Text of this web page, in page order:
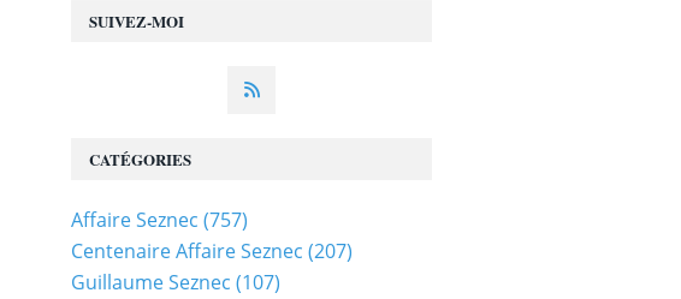
SUIVEZ-MOI
CATÉGORIES
Affaire Seznec (757)
Centenaire Affaire Seznec (207)
Guillaume Seznec (107)